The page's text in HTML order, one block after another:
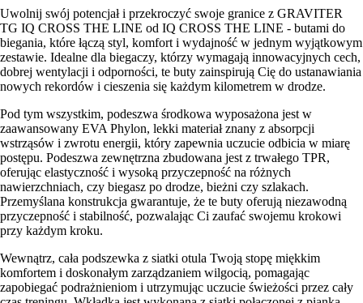
Uwolnij swój potencjał i przekroczyć swoje granice z GRAVITER
TG IQ CROSS THE LINE od IQ CROSS THE LINE - butami do
biegania, które łączą styl, komfort i wydajność w jednym wyjątkowym
zestawie. Idealne dla biegaczy, którzy wymagają innowacyjnych cech,
dobrej wentylacji i odporności, te buty zainspirują Cię do ustanawiania
nowych rekordów i cieszenia się każdym kilometrem w drodze.
Pod tym wszystkim, podeszwa środkowa wyposażona jest w
zaawansowany EVA Phylon, lekki materiał znany z absorpcji
wstrząsów i zwrotu energii, który zapewnia uczucie odbicia w miarę
postępu. Podeszwa zewnętrzna zbudowana jest z trwałego TPR,
oferując elastyczność i wysoką przyczepność na różnych
nawierzchniach, czy biegasz po drodze, bieżni czy szlakach.
Przemyślana konstrukcja gwarantuje, że te buty oferują niezawodną
przyczepność i stabilność, pozwalając Ci zaufać swojemu krokowi
przy każdym kroku.
Wewnątrz, cała podszewka z siatki otula Twoją stopę miękkim
komfortem i doskonałym zarządzaniem wilgocią, pomagając
zapobiegać podrażnieniom i utrzymując uczucie świeżości przez cały